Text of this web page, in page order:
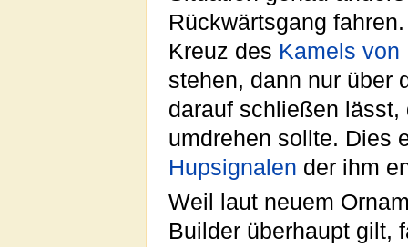
Rückwärtsgang
Kreuz des Kamels von
stehen, dann nur über
darauf schließen
umdrehen sollte. Dies
Hupsignalen der ihm
Weil laut neuem
Builder überhaupt gilt,